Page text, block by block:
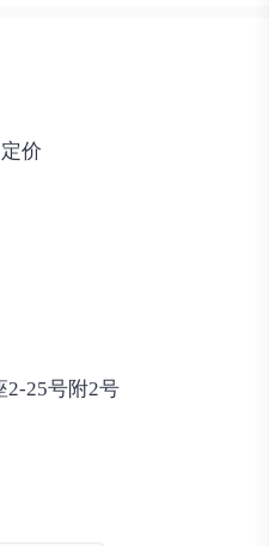
定价
2-25号附2号